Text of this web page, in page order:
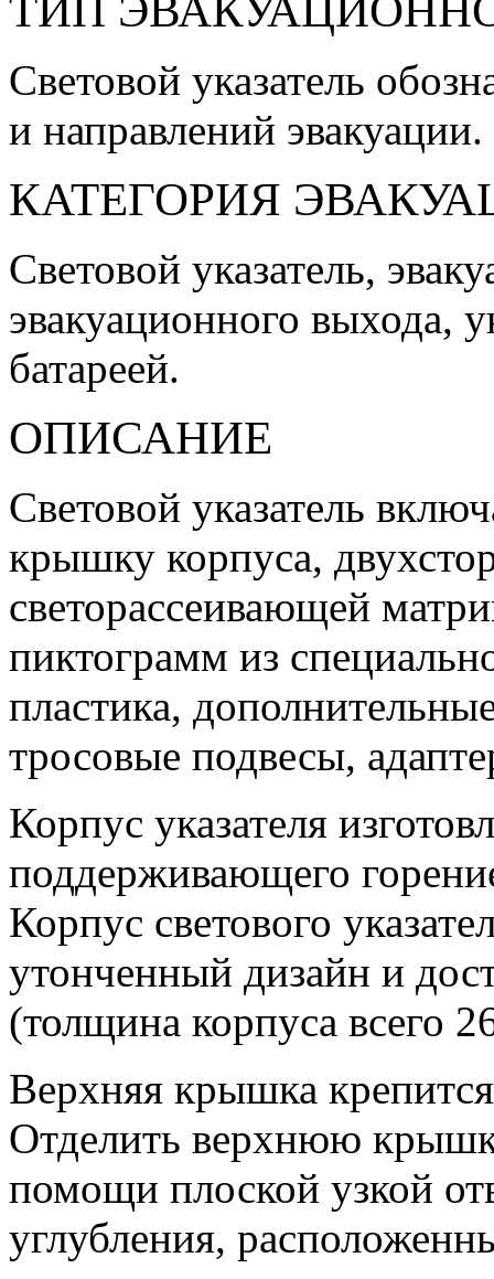
ТИП
Световой указатель
и направлений эвакуации.
КАТЕГОРИЯ
Световой указатель,
эвакуационного выхода,
батареей.
ОПИСАНИЕ
Световой указатель
крышку корпуса,
светорассеивающей
пиктограмм из
пластика,
тросовые подвесы,
Корпус указателя
поддерживающего
Корпус светового
утонченный дизайн и
(толщина корпуса всего
Верхняя крышка
Отделить верхнюю
помощи плоской узкой
углубления,